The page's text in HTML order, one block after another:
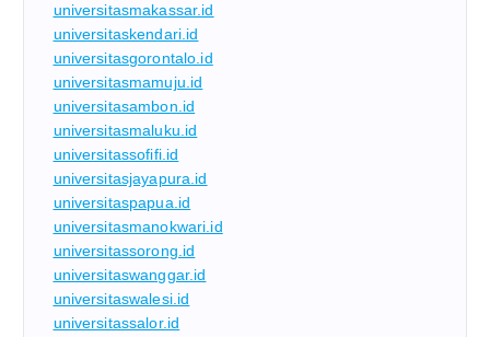
universitasmakassar.id
universitaskendari.id
universitasgorontalo.id
universitasmamuju.id
universitasambon.id
universitasmaluku.id
universitassofifi.id
universitasjayapura.id
universitaspapua.id
universitasmanokwari.id
universitassorong.id
universitaswanggar.id
universitaswalesi.id
universitassalor.id